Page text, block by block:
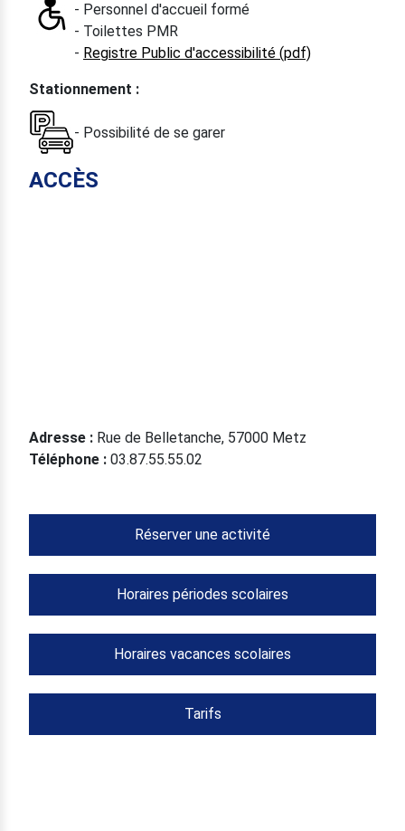
- Personnel d'accueil formé
- Toilettes PMR
- Registre Public d'accessibilité (pdf)
Stationnement :
- Possibilité de se garer
ACCÈS
Adresse : Rue de Belletanche, 57000 Metz
Téléphone : 03.87.55.55.02
Réserver une activité
Horaires périodes scolaires
Horaires vacances scolaires
Tarifs